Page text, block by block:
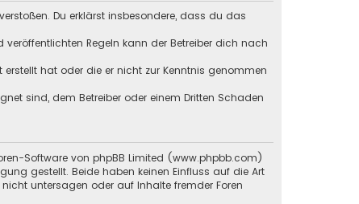
Du erklärst insbesondere, dass du das
Regeln kann der Betreiber dich nach
hat oder die er nicht zur Kenntnis genommen
sind, dem Betreiber oder einem Dritten Schaden
Software von phpBB Limited (www.phpbb.com)
gestellt. Beide haben keinen Einfluss auf die Art
untersagen oder auf Inhalte fremder Foren